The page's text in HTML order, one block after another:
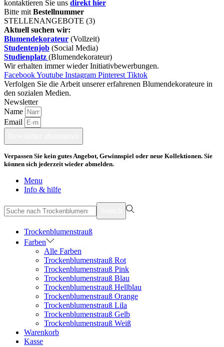
kontaktieren Sie uns direkt hier
Bitte mit Bestellnummer
STELLENANGEBOTE (3)
Aktuell suchen wir:
Blumendekorateur (Vollzeit)
Studentenjob (Social Media)
Studienplatz (Blumendekorateur)
Wir erhalten immer wieder Initiativbewerbungen.
FacebookYoutube Instagram Pinterest Tiktok
Verfolgen Sie die Arbeit unserer erfahrenen Blumendekorateure in
den sozialen Medien.
Newsletter
Name
Email
Verpassen Sie kein gutes Angebot, Gewinnspiel oder neue Kollektionen. Sie
können sich jederzeit wieder abmelden.
Menu
Info & hilfe
suchen
nach>
Trockenblumenstrauß
Farben
Alle Farben
Trockenblumenstrauß Rot
Trockenblumenstrauß Pink
Trockenblumenstrauß Blau
Trockenblumenstrauß Hellblau
Trockenblumenstrauß Orange
Trockenblumenstrauß Lila
Trockenblumenstrauß Gelb
Trockenblumenstrauß Weiß
Warenkorb
Kasse